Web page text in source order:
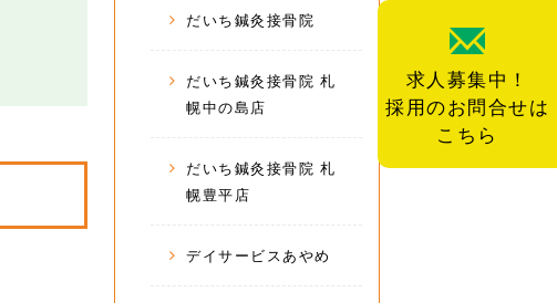
求人募集中！
採用のお問合せは
こちら
だいち鍼灸接骨院
だいち鍼灸接骨院 札
幌中の島店
だいち鍼灸接骨院 札
幌豊平店
デイサービスあやめ